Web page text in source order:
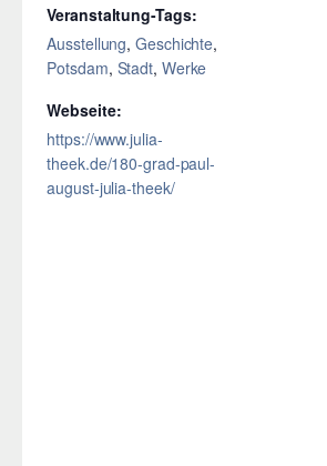
Veranstaltung-Tags:
Ausstellung,Geschichte,
Potsdam, Stadt, Werke
Webseite:
https://www.julia-
theek.de/180-grad-paul-
august-julia-theek/